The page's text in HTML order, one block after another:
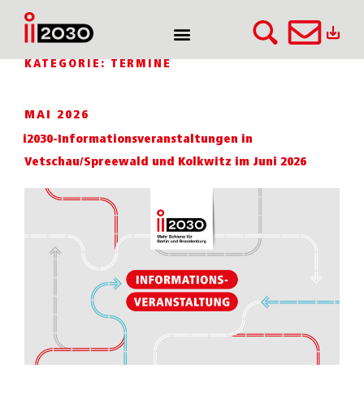
KATEGORIE: TERMINE
MAI 2026
i2030-Informationsveranstaltungen in
Vetschau/Spreewald und Kolkwitz im Juni 2026